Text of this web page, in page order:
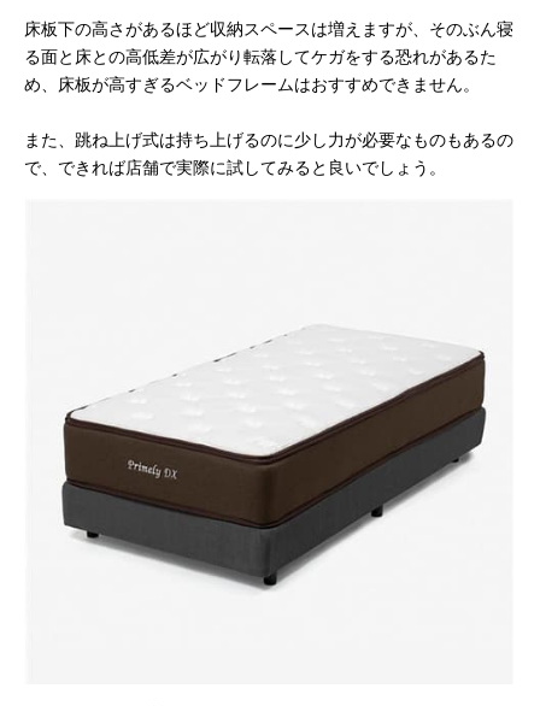
床板下の高さがあるほど収納スペースは増えますが、そのぶん寝
る面と床との高低差が広がり転落してケガをする恐れがあるた
め、床板が高すぎるベッドフレームはおすすめできません。
また、跳ね上げ式は持ち上げるのに少し力が必要なものもあるの
で、できれば店舗で実際に試してみると良いでしょう。